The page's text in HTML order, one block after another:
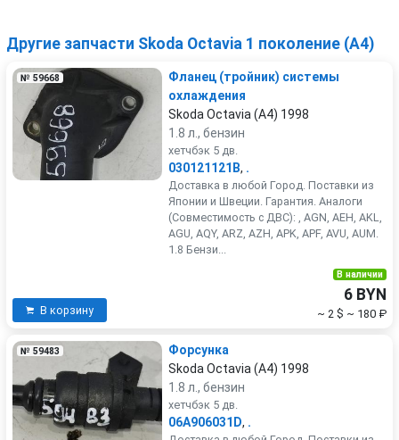
Другие запчасти Skoda Octavia 1 поколение (A4)
№ 59668
Фланец (тройник) системы
охлаждения
Skoda Octavia (A4) 1998
1.8 л., бензин
хетчбэк 5 дв.
030121121B, .
Доставка в любой Город. Поставки из
Японии и Швеции. Гарантия. Аналоги
(Совместимость с ДВС): , AGN, AEH, AKL,
AGU, AQY, ARZ, AZH, APK, APF, AVU, AUM.
1.8 Бензи...
В корзину
В наличии
6 BYN
~ 2 $ ~ 180 ₽
№ 59483
Форсунка
Skoda Octavia (A4) 1998
1.8 л., бензин
хетчбэк 5 дв.
06A906031D, .